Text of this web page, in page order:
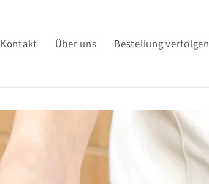
Kontakt Über uns Bestellung verfolgen